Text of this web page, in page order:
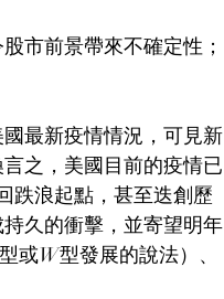
市前景帶來不確定性；
最新疫情情況，可見新
之，美國目前的疫情已
跌浪起點，甚至迭創歷
久的衝擊，並寄望明年
或W型發展的說法）、